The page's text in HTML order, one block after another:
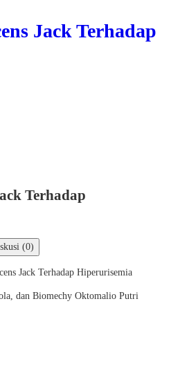
Jack Terhadap
Terhadap
(0)
Terhadap Hiperurisemia
Biomechy Oktomalio Putri